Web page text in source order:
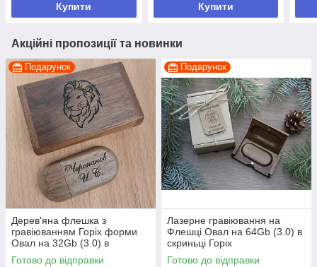
Купити Купити
Акційні пропозиції та новинки
Подарунок
Дерев'яна флешка з
гравіюванням Горіх форми
Овал на 32Gb (3.0) в
скриньці
Готово до відправки
Подарунок
Лазерне гравіювання на
Флешці Овал на 64Gb (3.0) в
скриньці Горіх
Готово до відправки